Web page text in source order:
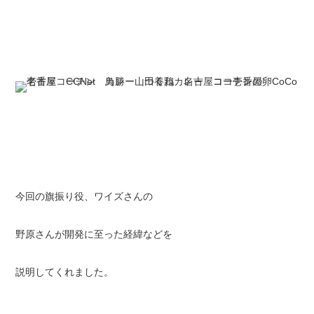
今回の旗振り役、ワイズさんの
野原さんが開発に至った経緯などを
説明してくれました。